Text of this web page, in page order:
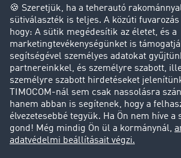
Cég
Sikertörténetek
Ügyfél hoz ügyfelet
Jogi információk
Impresszum